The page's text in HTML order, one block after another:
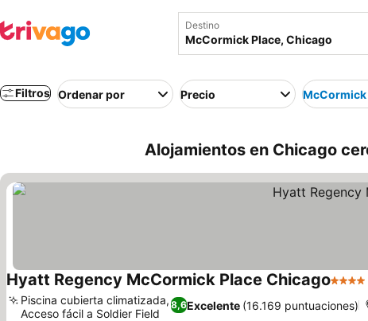
Destino
Filtros Ordenar por Precio McCormick
Alojamientos en Chicago
Hyatt Regency McCormick Place Chicago4
8,6Excelente (16.169 puntuaciones)
Piscina cubierta climatizada,
Acceso fácil a Soldier Field